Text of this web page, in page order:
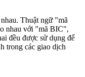
Thuật ngữ "mã
nhau với "mã BIC",
đều được sử dụng để
trong các giao dịch